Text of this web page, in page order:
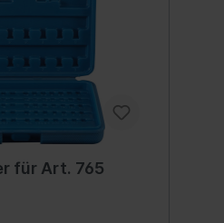
für Art. 765